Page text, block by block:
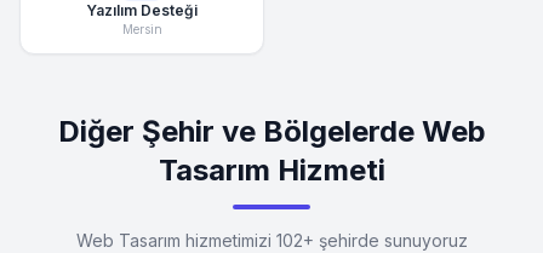
Yazılım Desteği
Mersin
Diğer Şehir ve Bölgelerde Web
Tasarım Hizmeti
Web Tasarım hizmetimizi 102+ şehirde sunuyoruz